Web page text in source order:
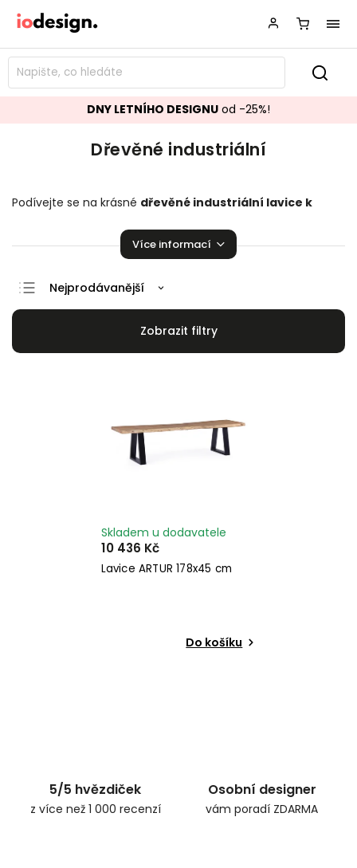
DNY LETNÍHO DESIGNU od -25%!
Dřevěné industriální
Podívejte se na krásné dřevěné industriální lavice k
Na výběr je zde z několika kusů. Je radost na nich sedět!
Více informací
Doporučujeme
Nejprodávanější
Lavice ARTUR 178x45 cm
Skladem u dodavatele
10 436 Kč
Do košíku
5/5 hvězdiček
z více než 1 000 recenzí
Osobní designer
vám poradí ZDARMA